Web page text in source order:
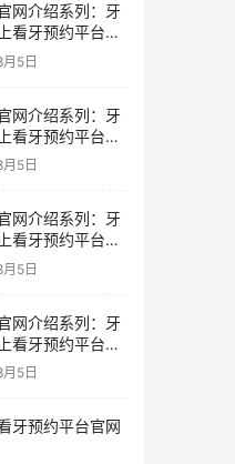
网介绍系列：牙
看牙预约平台让
靠运气
5日
网介绍系列：牙
看牙预约平台打
业专业壁垒新手
5日
网介绍系列：牙
看牙预约平台落
诊经验打破未知
5日
网介绍系列：牙
看牙预约平台的
里？
5日
牙预约平台官网